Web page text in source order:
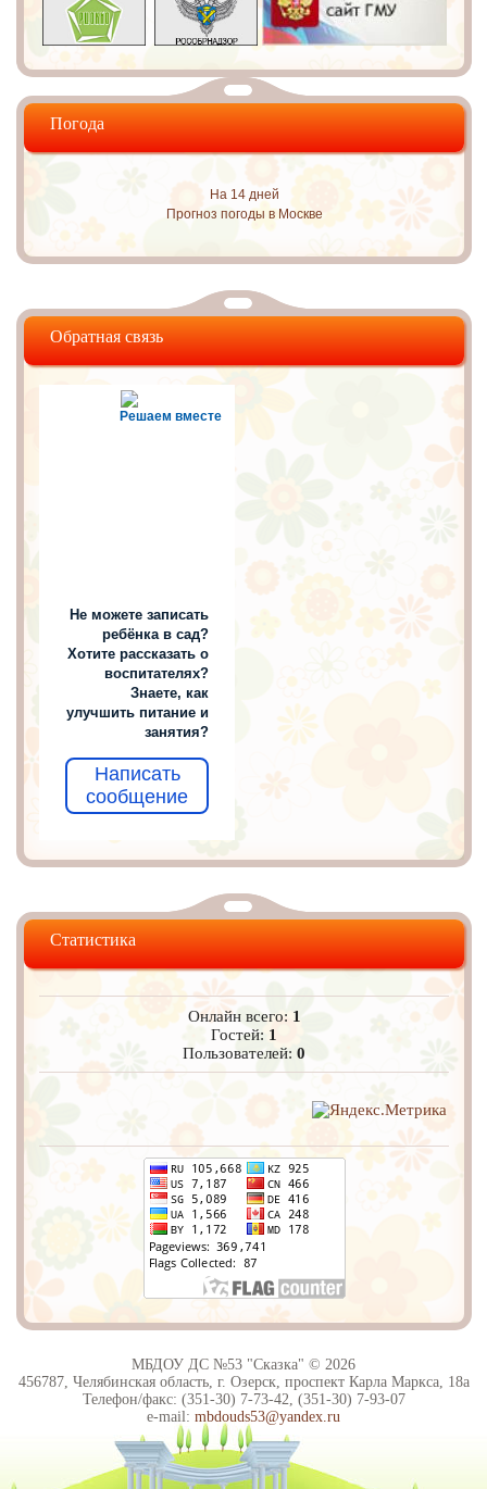
Погода
На 14 дней
Прогноз погоды в Москве
Обратная связь
Решаем вместе
Не можете записать
ребёнка в сад?
Хотите рассказать о
воспитателях?
Знаете, как
улучшить питание и
занятия?
Написать
сообщение
Статистика
Онлайн всего: 1
Гостей: 1
Пользователей:0
МБДОУ ДС №53 "Сказка" © 2026
456787, Челябинская область, г. Озерск, проспект Карла Маркса, 18а
Телефон/факс: (351-30) 7-73-42, (351-30) 7-93-07
e-mail: mbdouds53@yandex.ru